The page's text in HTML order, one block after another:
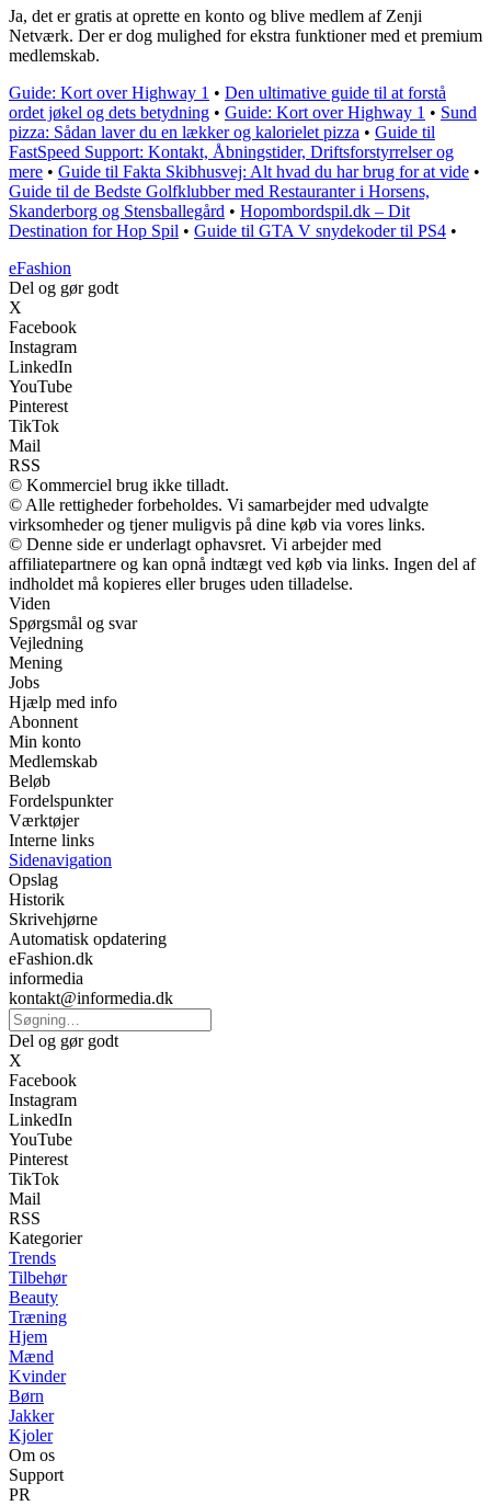
Ja, det er gratis at oprette en konto og blive medlem af Zenji
Netværk. Der er dog mulighed for ekstra funktioner med et premium
medlemskab.
Guide: Kort over Highway 1 • Den ultimative guide til at forstå
ordet jøkel og dets betydning • Guide: Kort over Highway 1 • Sund
pizza: Sådan laver du en lækker og kalorielet pizza • Guide til
FastSpeed Support: Kontakt, Åbningstider, Driftsforstyrrelser og
mere • Guide til Fakta Skibhusvej: Alt hvad du har brug for at vide •
Guide til de Bedste Golfklubber med Restauranter i Horsens,
Skanderborg og Stensballegård • Hopombordspil.dk – Dit
Destination for Hop Spil • Guide til GTA V snydekoder til PS4 •
eFashion
Del og gør godt
X
Facebook
Instagram
LinkedIn
YouTube
Pinterest
TikTok
Mail
RSS
© Kommerciel brug ikke tilladt.
© Alle rettigheder forbeholdes. Vi samarbejder med udvalgte
virksomheder og tjener muligvis på dine køb via vores links.
© Denne side er underlagt ophavsret. Vi arbejder med
affiliatepartnere og kan opnå indtægt ved køb via links. Ingen del af
indholdet må kopieres eller bruges uden tilladelse.
Viden
Spørgsmål og svar
Vejledning
Mening
Jobs
Hjælp med info
Abonnent
Min konto
Medlemskab
Beløb
Fordelspunkter
Værktøjer
Interne links
Sidenavigation
Opslag
Historik
Skrivehjørne
Automatisk opdatering
eFashion.dk
informedia
kontakt@informedia.dk
Del og gør godt
X
Facebook
Instagram
LinkedIn
YouTube
Pinterest
TikTok
Mail
RSS
Kategorier
Trends
Tilbehør
Beauty
Træning
Hjem
Mænd
Kvinder
Børn
Jakker
Kjoler
Om os
Support
PR